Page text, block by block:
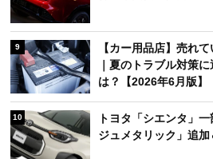
9
【カー用品店】売れ
｜夏のトラブル対策
は？【2026年6月版】
10
トヨタ「シエンタ」
ジュメタリック」追